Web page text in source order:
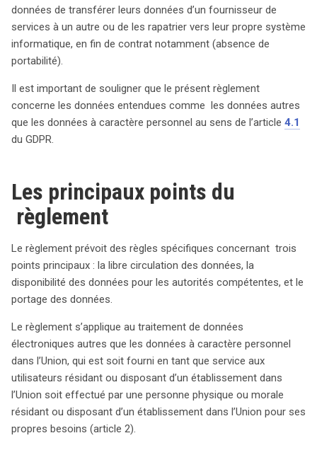
données de transférer leurs données d’un fournisseur de
services à un autre ou de les rapatrier vers leur propre système
informatique, en fin de contrat notamment (absence de
portabilité).
Il est important de souligner que le présent règlement
concerne les données entendues comme les données autres
que les données à caractère personnel au sens de l’article 4.1
du GDPR.
Les principaux points du
règlement
Le règlement prévoit des règles spécifiques concernant trois
points principaux : la libre circulation des données, la
disponibilité des données pour les autorités compétentes, et le
portage des données.
Le règlement s’applique au traitement de données
électroniques autres que les données à caractère personnel
dans l’Union, qui est soit fourni en tant que service aux
utilisateurs résidant ou disposant d’un établissement dans
l’Union soit effectué par une personne physique ou morale
résidant ou disposant d’un établissement dans l’Union pour ses
propres besoins (article 2).